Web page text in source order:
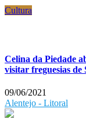
Cultura
Celina da Piedade
visitar freguesias de
09/06/2021
Alentejo - Litoral